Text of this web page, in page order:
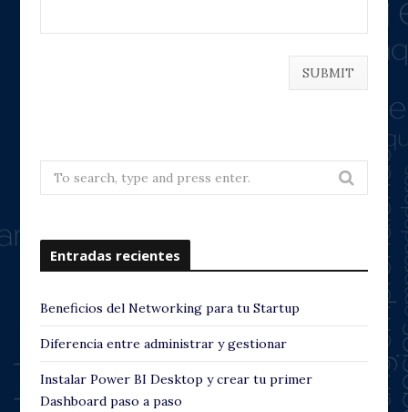
Search
for:
Entradas recientes
Beneficios del Networking para tu Startup
Diferencia entre administrar y gestionar
Instalar Power BI Desktop y crear tu primer
Dashboard paso a paso